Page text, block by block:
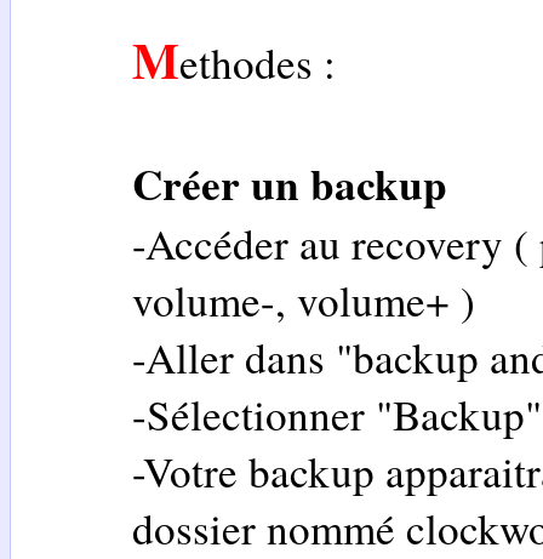
Methodes :
Créer un backup
-Accéder au recovery
volume-, volume+ )
-Aller dans "backup
-Sélectionner "Backup"
-Votre backup
dossier nommé